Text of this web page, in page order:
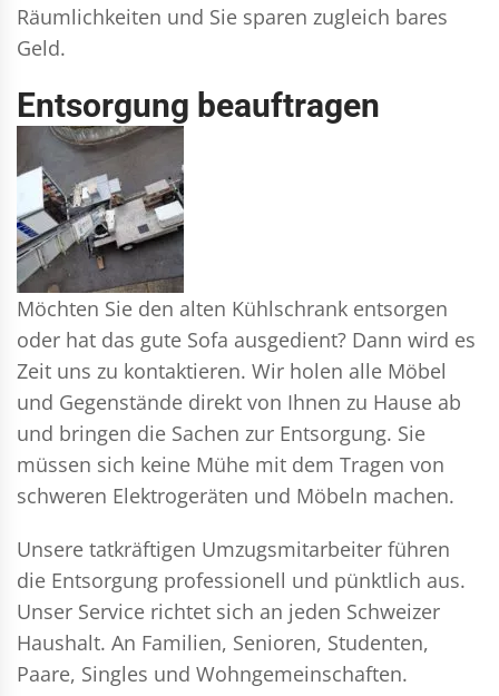
Räumlichkeiten und Sie sparen zugleich bares
Geld.
Entsorgung beauftragen
Möchten Sie den alten Kühlschrank entsorgen
oder hat das gute Sofa ausgedient? Dann wird es
Zeit uns zu kontaktieren. Wir holen alle Möbel
und Gegenstände direkt von Ihnen zu Hause ab
und bringen die Sachen zur Entsorgung. Sie
müssen sich keine Mühe mit dem Tragen von
schweren Elektrogeräten und Möbeln machen.
Unsere tatkräftigen Umzugsmitarbeiter führen
die Entsorgung professionell und pünktlich aus.
Unser Service richtet sich an jeden Schweizer
Haushalt. An Familien, Senioren, Studenten,
Paare, Singles und Wohngemeinschaften.